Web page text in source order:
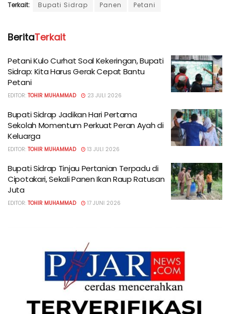
Terkait: Bupati Sidrap Panen Petani
BeritaTerkait
Petani Kulo Curhat Soal Kekeringan, Bupati
Sidrap: Kita Harus Gerak Cepat Bantu
Petani
EDITOR: TOHIR MUHAMMAD 23 JULI 2026
Bupati Sidrap Jadikan Hari Pertama
Sekolah Momentum Perkuat Peran Ayah di
Keluarga
EDITOR: TOHIR MUHAMMAD 13 JULI 2026
Bupati Sidrap Tinjau Pertanian Terpadu di
Cipotakari, Sekali Panen Ikan Raup Ratusan
Juta
EDITOR: TOHIR MUHAMMAD 17 JUNI 2026